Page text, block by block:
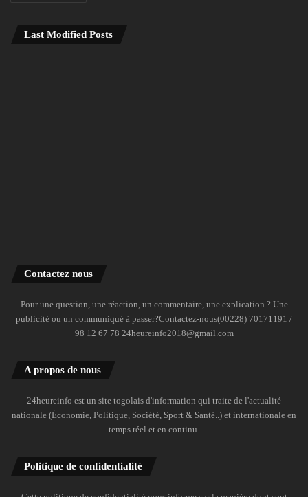
Last Modified Posts
Contactez nous
Pour une question, une réaction, un commentaire, une explication ? Une
publicité ou un communiqué à passer?Contactez-nous(00228) 70171191 /
98 12 67 78 24heureinfo2018@gmail.com
A propos de nous
24heureinfo est un site togolais d'information qui traite de l'actualité
nationale (Économie, Politique, Société, Sport & Santé..) et internationale en
temps réel et en continu.
Politique de confidentialité